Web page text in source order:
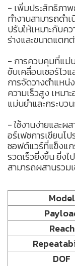
- เพิ่มประสิทธิภาพ
ทำงานสามารถดำ
ปรับให้เหมาะกับค
ร่างและขนาดแตก
- การควบคุมที่แม่
ขับเคลื่อนเซอร์โว
การจัดวางตำแหน่
ความเร็วสูง เหม
แม่นยำและกระบว
- ใช้งานง่ายและผ
อร์เฟซการเขียนโ
ซอฟต์แวร์ที่แข็งแก
รวดเร็วยิ่งขึ้น ยิ่งไ
สามารถผสานรวม
Model
Reach
DOF